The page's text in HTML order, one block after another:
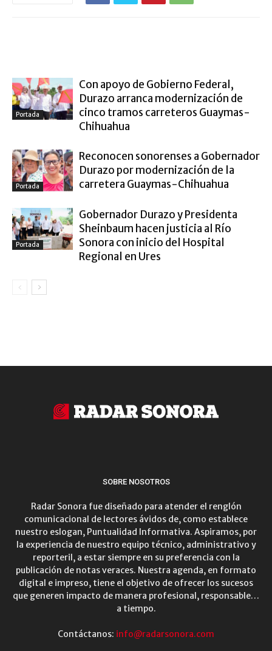
Portada
Con apoyo de Gobierno Federal,
Durazo arranca modernización de
cinco tramos carreteros Guaymas-
Chihuahua
Portada
Reconocen sonorenses a Gobernador
Durazo por modernización de la
carretera Guaymas-Chihuahua
Portada
Gobernador Durazo y Presidenta
Sheinbaum hacen justicia al Río
Sonora con inicio del Hospital
Regional en Ures
SOBRE NOSOTROS
Radar Sonora fue diseñado para atender el renglón
comunicacional de lectores ávidos de, como establece
nuestro eslogan, Puntualidad Informativa. Aspiramos, por
la experiencia de nuestro equipo técnico, administrativo y
reporteril, a estar siempre en su preferencia con la
publicación de notas veraces. Nuestra agenda, en formato
digital e impreso, tiene el objetivo de ofrecer los sucesos
que generen impacto de manera profesional, responsable…
a tiempo.
Contáctanos: info@radarsonora.com